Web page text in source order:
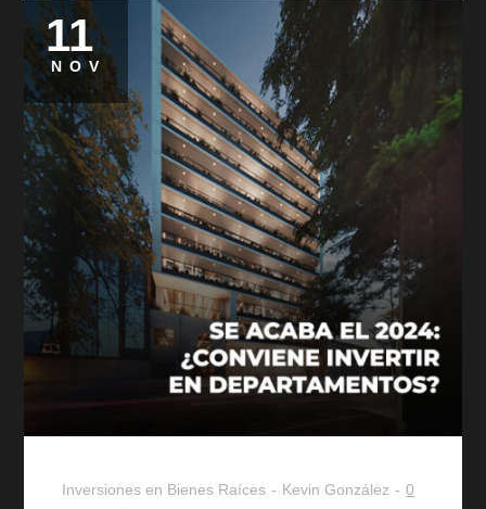
Posted
on
11
NOV
Inversiones en Bienes Raíces Kevin González
0